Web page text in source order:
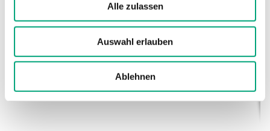
Alle zulassen
Auswahl erlauben
Ablehnen
Material, Gehäuse
Polycarbonat